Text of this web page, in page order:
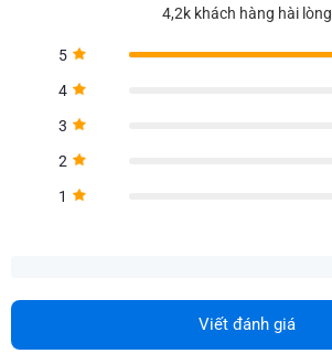
4,2k khách hàng hài lòng
5
4
3
2
1
Viết đánh giá